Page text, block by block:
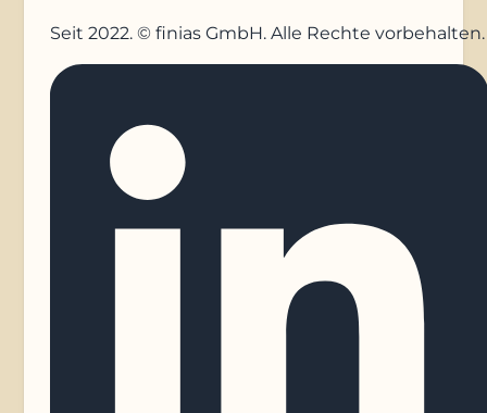
Seit 2022. © finias GmbH. Alle Rechte vorbehalten.